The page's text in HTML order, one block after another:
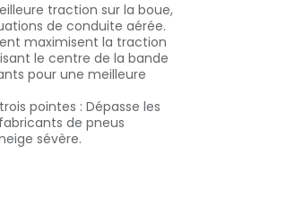
traction sur la boue,
de conduite aérée.
maximisent la traction
le centre de la bande
pour une meilleure
pointes : Dépasse les
de pneus
sévère.